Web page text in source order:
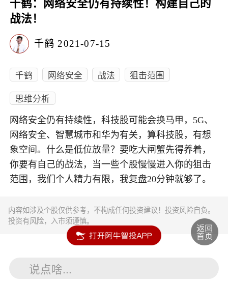
千鹤：网络安全仍有持续性！构建自己的
战法！
千鹤 2021-07-15
千鹤 网络安全 战法
狙击范围
思维分析
网络安全仍有持续性，科技股可能会换马甲，5G、
网络安全、智慧城市和华为有关，算科技股，有想
象空间。什么是低位放量？要吃大闸蟹先得养着，
你要有自己的战法，当一些个股慢慢进入你的狙击
范围，我们个人精力有限，我复盘20分钟就够了。
内容如涉及个股仅供参考，不构成任何投资建议！投资风险自负。
投资有风险，入市须谨慎。
说点啥...